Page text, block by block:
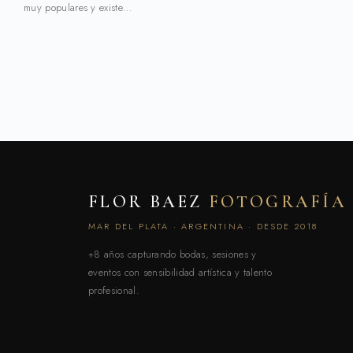
muy populares y existe…
FLOR BAEZ FOTOGRAFÍA
MAR DEL PLATA · ARGENTINA · DESDE 2018
+8 años capturando bodas, sesiones y
eventos con sensibilidad artística y talento
profesional.